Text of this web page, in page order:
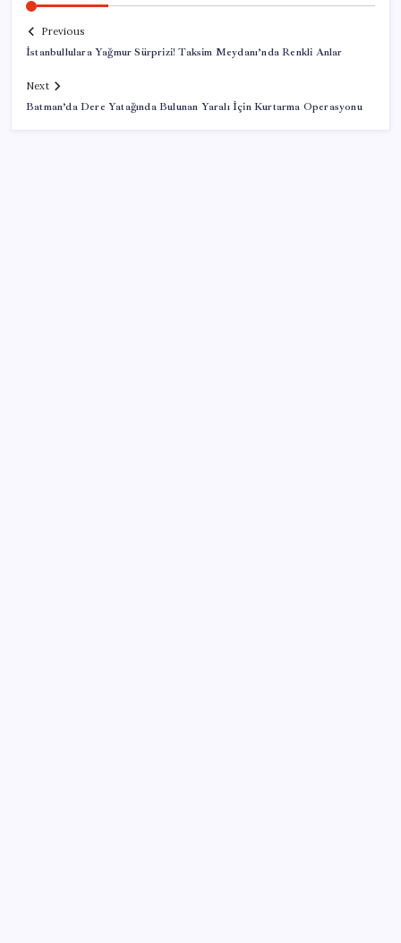
Previous
İstanbullulara Yağmur Sürprizi! Taksim Meydanı’nda Renkli Anlar
Next
Batman’da Dere Yatağında Bulunan Yaralı İçin Kurtarma Operasyonu